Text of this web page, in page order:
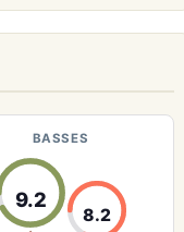
BASSES
9.2
8.2